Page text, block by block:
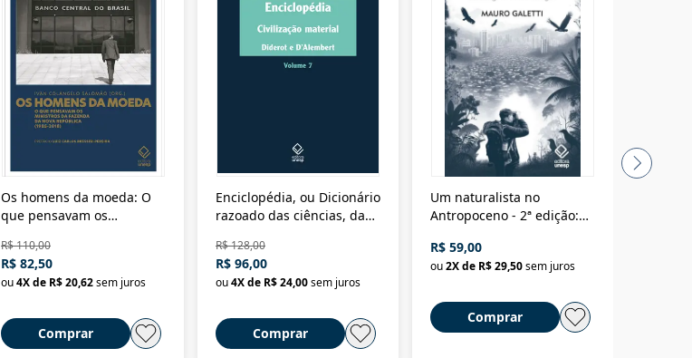
Os homens da moeda: O
que pensavam os
Nova República (1985-
2018)
R$ 110,00
R$ 82,50
ou4X de R$ 20,62sem juros
Comprar
Enciclopédia, ou Dicionário
razoado das ciências, das
Civilização material
R$ 128,00
R$ 96,00
ou4X de R$ 24,00sem juros
Comprar
Um naturalista no
Antropoceno - 2ª edição:
selvagem
R$ 59,00
ou2X de R$ 29,50sem juros
Comprar